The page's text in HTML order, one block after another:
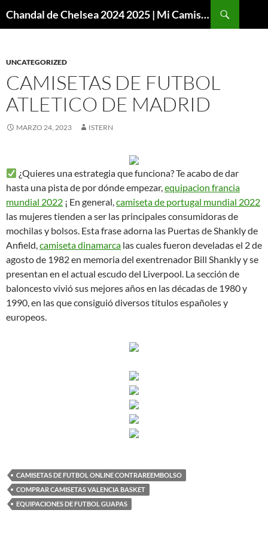
Chandal de Chelsea 2024 2025 | Mi Camiseta Futbol
UNCATEGORIZED
CAMISETAS DE FUTBOL
ATLETICO DE MADRID
MARZO 24, 2023 ISTERN
¿Quieres una estrategia que funciona? Te acabo de dar
hasta una pista de por dónde empezar,equipacion francia
mundial 2022 ¡ En general,camiseta de portugal mundial 2022
las mujeres tienden a ser las principales consumidoras de
mochilas y bolsos. Esta frase adorna las Puertas de Shankly de
Anfield,camiseta dinamarca las cuales fueron develadas el 2 de
agosto de 1982 en memoria del exentrenador Bill Shankly y se
presentan en el actual escudo del Liverpool. La sección de
baloncesto vivió sus mejores años en las décadas de 1980 y
1990, en las que consiguió diversos títulos españoles y
europeos.
CAMISETAS DE FUTBOL ONLINE CONTRAREEMBOLSO
COMPRAR CAMISETAS VALENCIA BASKET
EQUIPACIONES DE FUTBOL GUAPAS